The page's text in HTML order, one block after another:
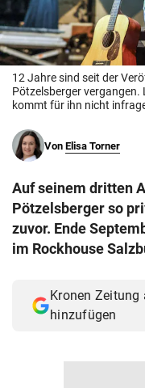
© Krone Multimedia
Muthgasse 2, 1190
12 Jahre sind seit der
Pötzelsberger vergangen.
kommt für ihn nicht
Von Elisa Torner
Auf seinem dritten
Pötzelsberger so
zuvor. Ende
im Rockhouse
Kronen Zeitung
hinzufügen